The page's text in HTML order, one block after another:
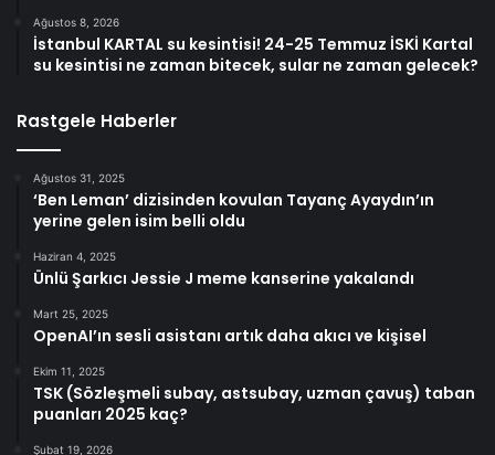
Ağustos 8, 2026
İstanbul KARTAL su kesintisi! 24-25 Temmuz İSKİ Kartal
su kesintisi ne zaman bitecek, sular ne zaman gelecek?
Rastgele Haberler
Ağustos 31, 2025
‘Ben Leman’ dizisinden kovulan Tayanç Ayaydın’ın
yerine gelen isim belli oldu
Haziran 4, 2025
Ünlü Şarkıcı Jessie J meme kanserine yakalandı
Mart 25, 2025
OpenAI’ın sesli asistanı artık daha akıcı ve kişisel
Ekim 11, 2025
TSK (Sözleşmeli subay, astsubay, uzman çavuş) taban
puanları 2025 kaç?
Şubat 19, 2026